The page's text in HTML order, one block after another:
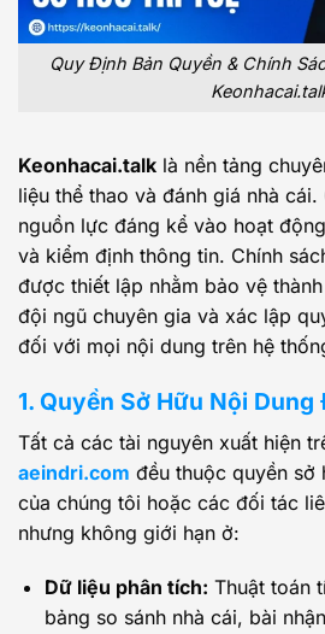
Quy Định Bản Quyền & Chính
Keonhacai.talk là nền tảng
liệu thể thao và đánh giá nhà
nguồn lực đáng kể vào hoạt
và kiểm định thông tin. Chính
được thiết lập nhằm bảo vệ
đội ngũ chuyên gia và xác lập
đối với mọi nội dung trên hệ
1. Quyền Sở Hữu Nội
Tất cả các tài nguyên xuất hiện
aeindri.com đều thuộc quyền sở
của chúng tôi hoặc các đối tác
nhưng không giới hạn ở:
Dữ liệu phân tích: Thuật toán
bảng so sánh nhà cái, bài